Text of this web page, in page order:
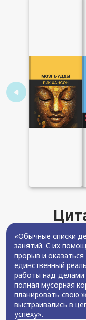
«Обычные списки
занятий. С их
прорыв и
единственный
работы над делами
полная мусорная
планировать свою
выстраивались в
успеху».